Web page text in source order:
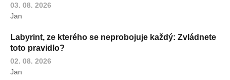
03. 08. 2026
Jan
Labyrint, ze kterého se neprobojuje každý: Zvládnete
toto pravidlo?
02. 08. 2026
Jan